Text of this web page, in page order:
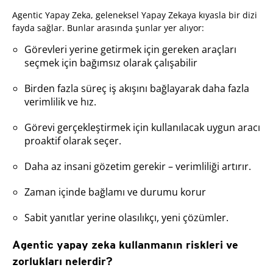
Agentic Yapay Zeka, geleneksel Yapay Zekaya kıyasla bir dizi
fayda sağlar. Bunlar arasında şunlar yer alıyor:
Görevleri yerine getirmek için gereken araçları
seçmek için bağımsız olarak çalışabilir
Birden fazla süreç iş akışını bağlayarak daha fazla
verimlilik ve hız.
Görevi gerçekleştirmek için kullanılacak uygun aracı
proaktif olarak seçer.
Daha az insani gözetim gerekir – verimliliği artırır.
Zaman içinde bağlamı ve durumu korur
Sabit yanıtlar yerine olasılıkçı, yeni çözümler.
Agentic yapay zeka kullanmanın riskleri ve
zorlukları nelerdir?